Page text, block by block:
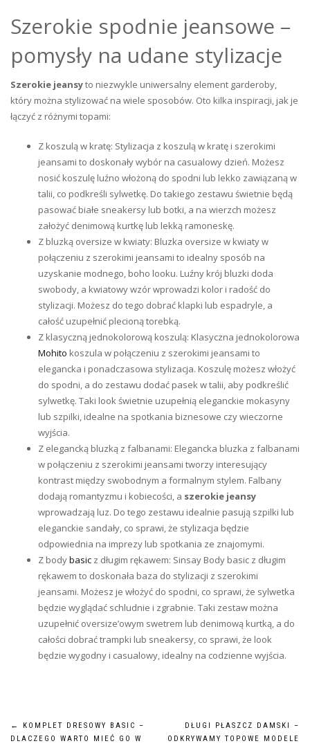
Szerokie spodnie jeansowe –
pomysły na udane stylizacje
Szerokie jeansyto niezwykle uniwersalny element garderoby,
który można stylizować na wiele sposobów. Oto kilka inspiracji, jak je
łączyć z różnymi topami:
Z koszulą w kratę: Stylizacja z koszulą w kratę i szerokimi
jeansami to doskonały wybór na casualowy dzień. Możesz
nosić koszulę luźno włożoną do spodni lub lekko zawiązaną w
talii, co podkreśli sylwetkę. Do takiego zestawu świetnie będą
pasować białe sneakersy lub botki, a na wierzch możesz
założyć denimową kurtkę lub lekką ramoneskę.
Z bluzką oversize w kwiaty: Bluzka oversize w kwiaty w
połączeniu z szerokimi jeansami to idealny sposób na
uzyskanie modnego, boho looku. Luźny krój bluzki doda
swobody, a kwiatowy wzór wprowadzi kolor i radość do
stylizacji. Możesz do tego dobrać klapki lub espadryle, a
całość uzupełnić plecioną torebką.
Z klasyczną jednokolorową koszulą: Klasyczna jednokolorowa
Mohito koszula w połączeniu z szerokimi jeansami to
elegancka i ponadczasowa stylizacja. Koszulę możesz włożyć
do spodni, a do zestawu dodać pasek w talii, aby podkreślić
sylwetkę. Taki look świetnie uzupełnią eleganckie mokasyny
lub szpilki, idealne na spotkania biznesowe czy wieczorne
wyjścia.
Z elegancką bluzką z falbanami: Elegancka bluzka z falbanami
w połączeniu z szerokimi jeansami tworzy interesujący
kontrast między swobodnym a formalnym stylem. Falbany
dodają romantyzmu i kobiecości, a szerokie jeansy
wprowadzają luz. Do tego zestawu idealnie pasują szpilki lub
eleganckie sandały, co sprawi, że stylizacja będzie
odpowiednia na imprezy lub spotkania ze znajomymi.
Z bodybasic z długim rękawem: Sinsay Body basic z długim
rękawem to doskonała baza do stylizacji z szerokimi
jeansami. Możesz je włożyć do spodni, co sprawi, że sylwetka
będzie wyglądać schludnie i zgrabnie. Taki zestaw można
uzupełnić oversize’owym swetrem lub denimową kurtką, a do
całości dobrać trampki lub sneakersy, co sprawi, że look
będzie wygodny i casualowy, idealny na codzienne wyjścia.
Nawigacja
←
KOMPLET DRESOWY BASIC –
DLACZEGO WARTO MIEĆ GO W
DŁUGI PŁASZCZ DAMSKI –
ODKRYWAMY TOPOWE MODELE